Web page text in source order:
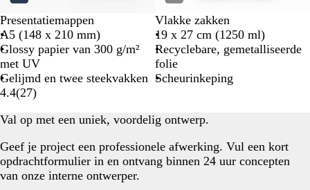
Presentatiemappen
A5 (148 x 210 mm)
Glossy papier van 300 g/m²
met UV
Gelijmd en twee steekvakken
4.4(27)
Vlakke zakken
19 x 27 cm (1250 ml)
Recyclebare, gemetalliseerde
folie
Scheurinkeping
Val op met een uniek, voordelig ontwerp.
Geef je project een professionele afwerking. Vul een kort
opdrachtformulier in en ontvang binnen 24 uur concepten
van onze interne ontwerper.